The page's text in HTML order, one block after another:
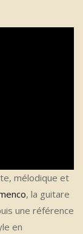
mélodique et
, la guitare
une référence
en